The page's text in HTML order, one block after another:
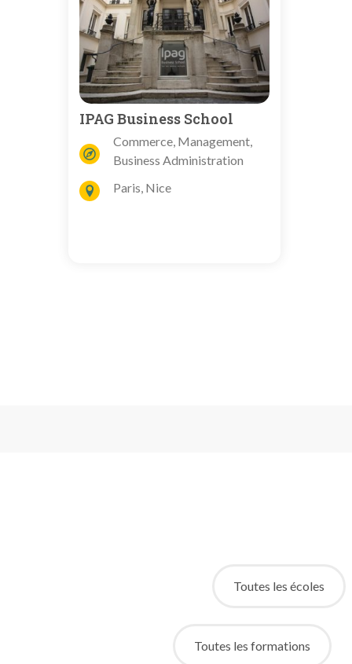
IPAG Business School
Commerce, Management,
Business Administration
Paris, Nice
Toutes les écoles
Toutes les formations